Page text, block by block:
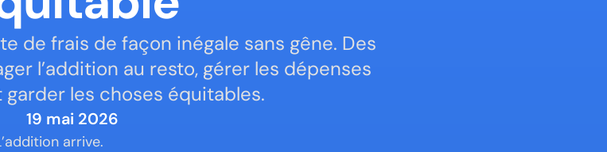
de frais de façon inégale sans gêne. Des
l’addition au resto, gérer les dépenses
les choses équitables.
19 mai 2026
arrive.